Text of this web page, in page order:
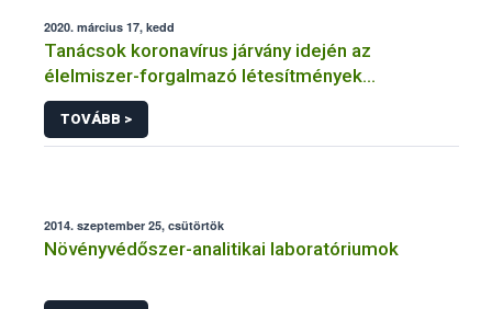
2020. március 17, kedd
Tanácsok koronavírus járvány idején az
élelmiszer-forgalmazó létesítmények
üzemeltetőinek
TOVÁBB >
2014. szeptember 25, csütörtök
Növényvédőszer-analitikai laboratóriumok